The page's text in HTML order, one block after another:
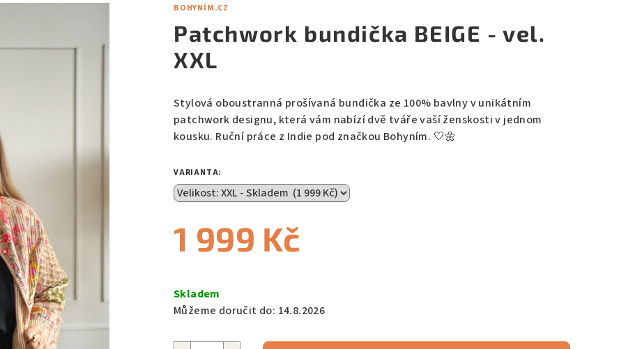
BOHYNÍM.CZ
Patchwork bundička BEIGE - vel.
XXL
Stylová oboustranná prošívaná bundička ze 100% bavlny v unikátním
patchwork designu, která vám nabízí dvě tváře vaší ženskosti v jednom
kousku. Ruční práce z Indie pod značkou Bohyním. 🤍🌼
VARIANTA:
1 999 Kč
cena:
Skladem
Můžeme doručit do: 14.8.2026